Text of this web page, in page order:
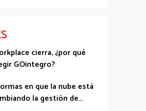
cierra, ¿por qué
GOintegro?
en que la nube está
la gestión de...